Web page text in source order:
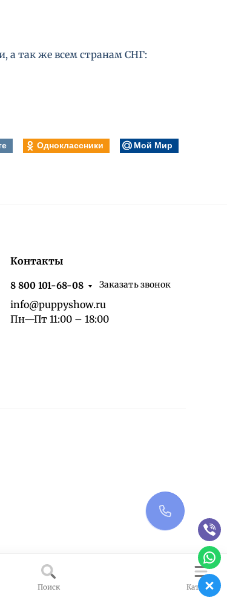
Поиск Каталог
а так же всем странам СНГ:
Одноклассники Мой Мир
Контакты
8 800 101-68-08 Заказать звонок
info@puppyshow.ru
Пн—Пт 11:00 – 18:00